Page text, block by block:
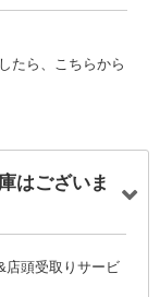
たら、こちらから
はございま
店頭受取りサービ